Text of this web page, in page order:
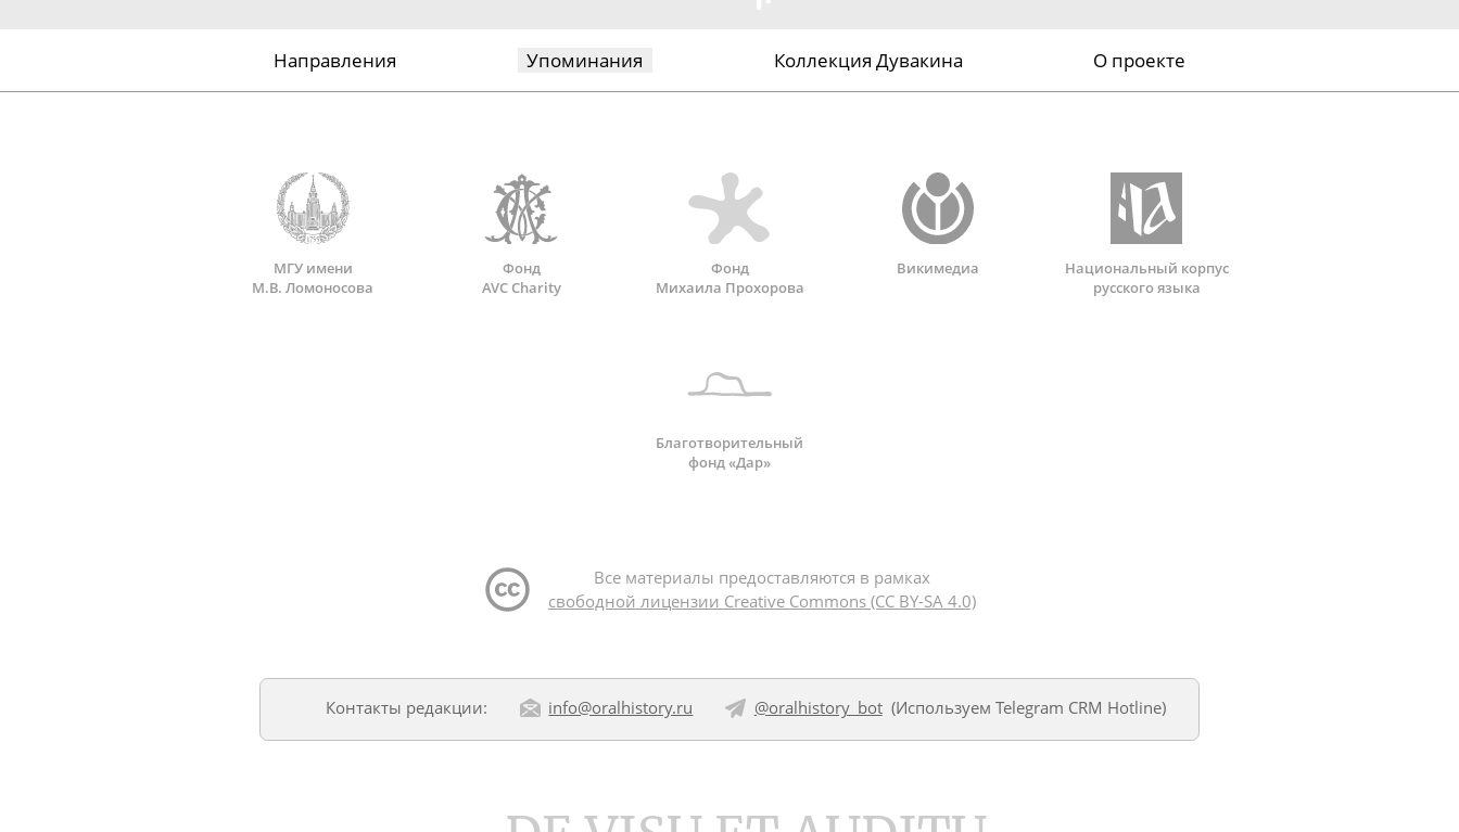
Направления Упоминания Коллекция Дувакина О проекте
МГУ имени
М.В. Ломоносова
Фонд
AVC Charity
Фонд
Михаила Прохорова
Викимедиа
Национальный корпус
русского языка
Благотворительный
фонд «Дар»
Все материалы предоставляются в рамках
свободной лицензии Creative Commons (CC BY-SA 4.0)
Контакты редакции: info@oralhistory.ru @oralhistory_bot(Используем Telegram CRM Hotline)